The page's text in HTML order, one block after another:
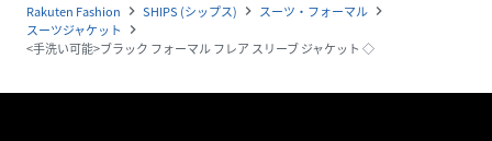
Rakuten Fashion navigate_next SHIPS (シップス) navigate_next スーツ・フォーマル navigate_next
スーツジャケット navigate_next
<手洗い可能>ブラック フォーマル フレア スリーブ ジャケット ◇